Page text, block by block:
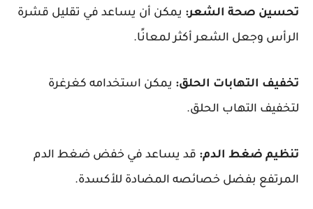
تحسين صحة الشعر: يمكن أن يساعد في تقليل قشرة
الرأس وجعل الشعر أكثر لمعانًا.
تخفيف التهابات الحلق: يمكن استخدامه كغرغرة
لتخفيف التهاب الحلق.
تنظيم ضغط الدم: قد يساعد في خفض ضغط الدم
المرتفع بفضل خصائصه المضادة للأكسدة.